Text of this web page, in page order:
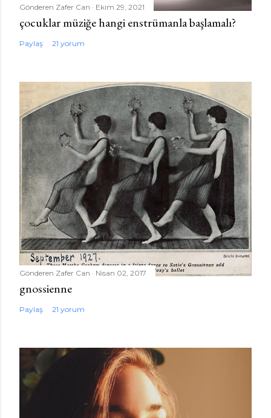
Gönderen Zafer Can Ekim 29, 2021
çocuklar müziğe hangi enstrümanla başlamalı?
Paylaş 21 yorum
Gönderen Zafer Can Nisan 02, 2017
gnossienne
Paylaş 21 yorum